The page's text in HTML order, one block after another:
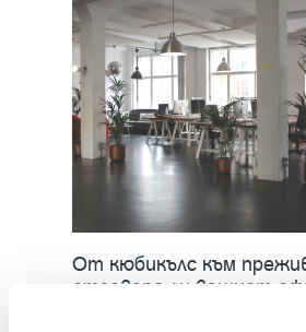
От кюбикълс към
отговаря ли вашият